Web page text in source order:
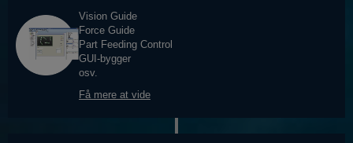
Vision Guide
Force Guide
Part Feeding Control
GUI-bygger
osv.
Få mere at vide